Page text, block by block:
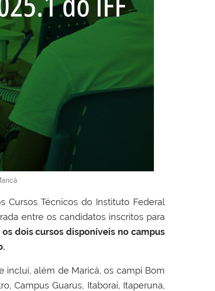
Cursos Técnicos do Instituto Federal
entre os candidatos inscritos para
os dois cursos disponíveis no campus
inclui, além de Maricá, os campi Bom
Campus Guarus, Itaboraí, Itaperuna,